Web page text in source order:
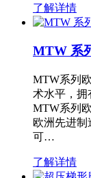
了解详情
MTW 系
MTW系列
术水平，
MTW系列
欧洲先进
可…
了解详情